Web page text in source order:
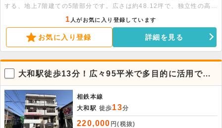
する、地上7階建ての5階部分です。広さは約48.12坪で、独立性の高い
1フロア1テナントの物件です。室内にはトイレやエアコンが設置され
ています。事務所や物販店、サービス店舗などのご出店におすすめで
す。諸条件のご相談などは、お気軽にお問い合わせください。
1 人がお気に入り登録しています
お気に入り登録 詳細を見る
大和駅徒歩13分！広々95平米で多目的に活用でき
る地下1階店舗・事務所
相鉄本線
大和駅 徒歩13分
220,000 円(税抜)